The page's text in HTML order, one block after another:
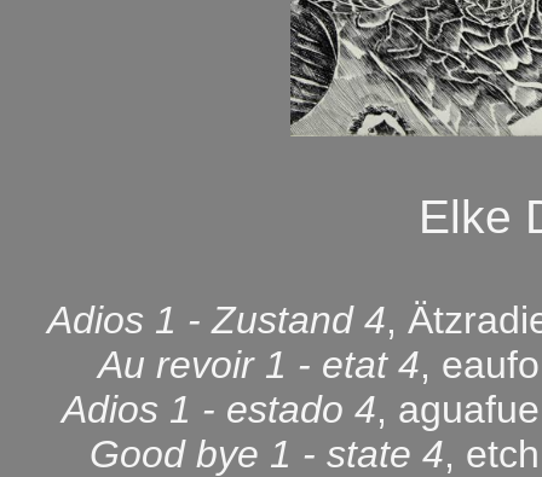
Elke
Adios 1 - Zustand 4,
Au revoir 1 - etat 4,
Adios 1 - estado 4,
Good bye 1 - state 4,